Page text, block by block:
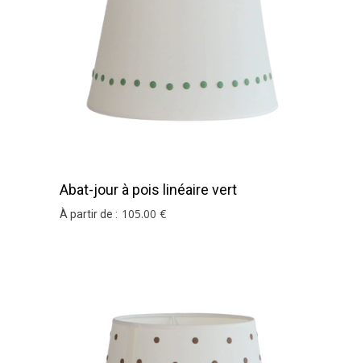
Abat-jour à pois linéaire vert
À partir de : 105.00 €